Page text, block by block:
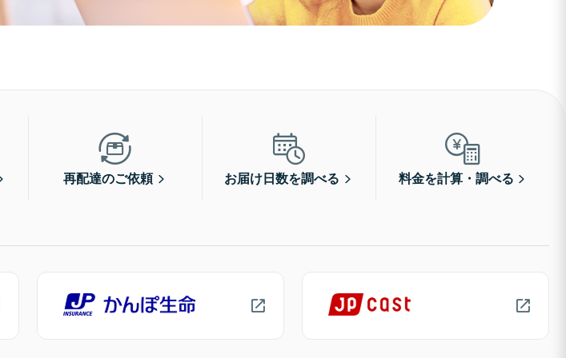
再配達のご依頼 お届け日数を調べる 料金を計算・調べる